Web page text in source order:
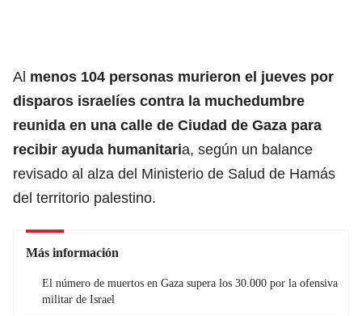
Al menos 104 personas murieron el jueves por
disparos israelíes contra la muchedumbre
reunida en una calle de Ciudad de Gaza para
recibir ayuda humanitaria, según un balance
revisado al alza del Ministerio de Salud de Hamás
del territorio palestino.
Más información
El número de muertos en Gaza supera los 30.000 por la ofensiva
militar de Israel